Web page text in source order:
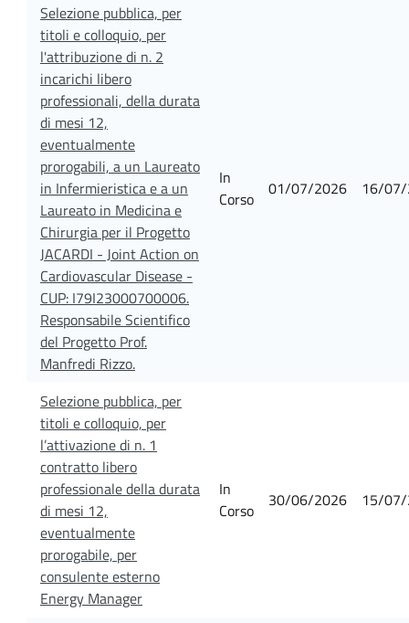
Selezione pubblica, per
titoli e colloquio, per
l'attribuzione di n. 2
incarichi libero
professionali, della durata
di mesi 12,
eventualmente
prorogabili, a un Laureato
in Infermieristica e a un
Laureato in Medicina e
Chirurgia per il Progetto
JACARDI - Joint Action on
Cardiovascular Disease -
CUP: I79I23000700006.
Responsabile Scientifico
del Progetto Prof.
Manfredi Rizzo.
In
Corso
01/07/2026 16/
Selezione pubblica, per
titoli e colloquio, per
l’attivazione di n. 1
contratto libero
professionale della durata
di mesi 12,
eventualmente
prorogabile, per
consulente esterno
Energy Manager
In
Corso
30/06/2026 15/